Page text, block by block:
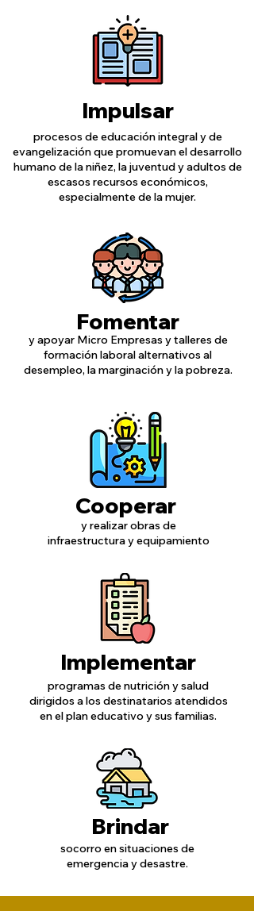
Impulsar
procesos de educación integral y de
evangelización que promuevan el desarrollo
humano de la niñez, la juventud y adultos de
escasos recursos económicos,
especialmente de la mujer.
Fomentar
y apoyar Micro Empresas y talleres de
formación laboral alternativos al
desempleo, la marginación y la pobreza.
Cooperar
y realizar obras de
infraestructura y equipamiento
Implementar
programas de nutrición y salud
dirigidos a los destinatarios atendidos
en el plan educativo y sus familias.
Brindar
socorro en situaciones de
emergencia y desastre.